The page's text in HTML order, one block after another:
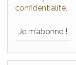
confidentialité.